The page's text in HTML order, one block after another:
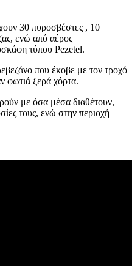
30 πυροσβέστες , 10
ενώ από αέρος
τύπου Pezetel.
που έκοβε με τον τροχό
φωτιά ξερά χόρτα.
με όσα μέσα διαθέτουν,
τους, ενώ στην περιοχή